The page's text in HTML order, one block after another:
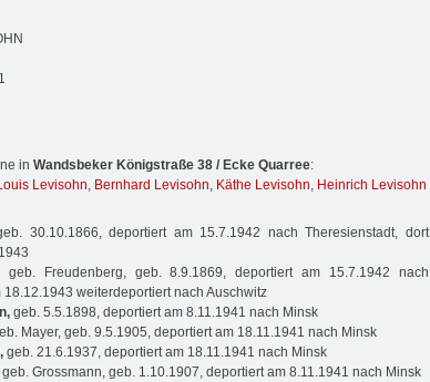
in Wandsbeker Königstraße 38 / Ecke Quarree:
Levisohn, Bernhard Levisohn, Käthe Levisohn, Heinrich Levisohn
30.10.1866, deportiert am 15.7.1942 nach Theresienstadt, dort
geb. Freudenberg, geb. 8.9.1869, deportiert am 15.7.1942 nach
18.12.1943 weiterdeportiert nach Auschwitz
geb. 5.5.1898, deportiert am 8.11.1941 nach Minsk
Mayer, geb. 9.5.1905, deportiert am 18.11.1941 nach Minsk
geb. 21.6.1937, deportiert am 18.11.1941 nach Minsk
geb. Grossmann, geb. 1.10.1907, deportiert am 8.11.1941 nach Minsk